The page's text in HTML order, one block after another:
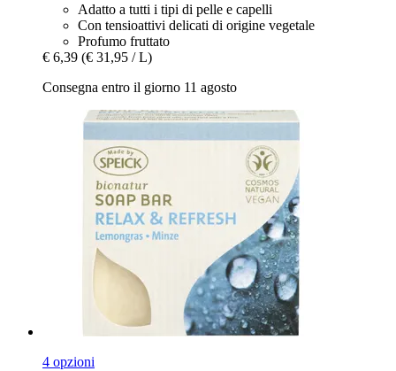
Adatto a tutti i tipi di pelle e capelli
Con tensioattivi delicati di origine vegetale
Profumo fruttato
€ 6,39 (€ 31,95 / L)
Consegna entro il giorno 11 agosto
4 opzioni